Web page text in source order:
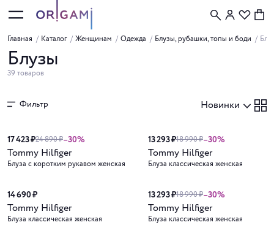
Главная / Каталог / Женщинам / Одежда / Блузы, рубашки, топы и боди /
Блузы
39 товаров
Фильтр Новинки
17 423 ₽24 890 ₽–30%
Tommy Hilfiger
Блуза с коротким рукавом женская
13 293 ₽18 990 ₽–30%
Tommy Hilfiger
Блуза классическая женская
14 690 ₽
Tommy Hilfiger
Блуза классическая женская
13 293 ₽18 990 ₽–30%
Tommy Hilfiger
Блуза классическая женская